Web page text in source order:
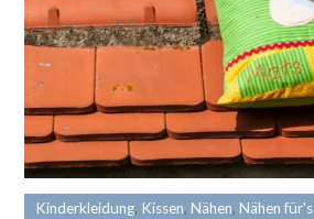
Kinderkleidung, Kissen,Nähen,Nähen